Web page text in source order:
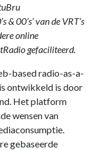
& 00’s’ van de VRT’s
online
gefaciliteerd.
based radio-as-a-
ontwikkeld is door
Het platform
wensen van
gebaseerde